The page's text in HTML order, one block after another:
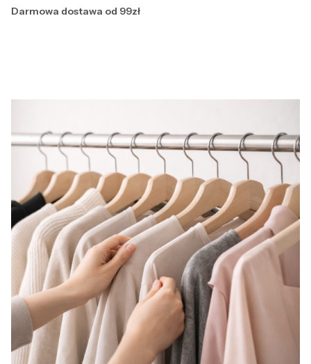
Darmowa dostawa od 99zł